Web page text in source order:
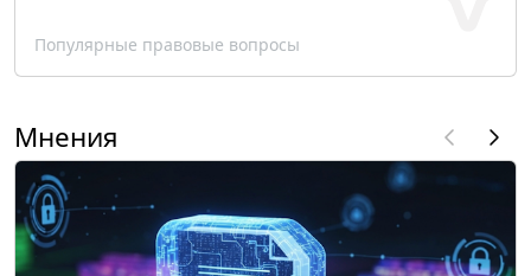
Популярные правовые вопросы
Мнения